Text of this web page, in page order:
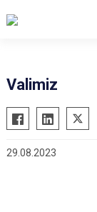
Valimiz
29.08.2023